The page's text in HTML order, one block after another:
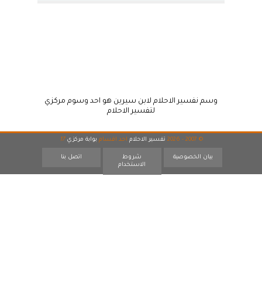
وسم نفسير الاحلام لابن سيرين هو احد وسوم مركزي
لتفسير الاحلام
© 2007 - 2026 تفسير الاحلام احد اقسام بوابة مركزي 17
بيان الخصوصية
شروط
الاستخدام
اتصل بنا